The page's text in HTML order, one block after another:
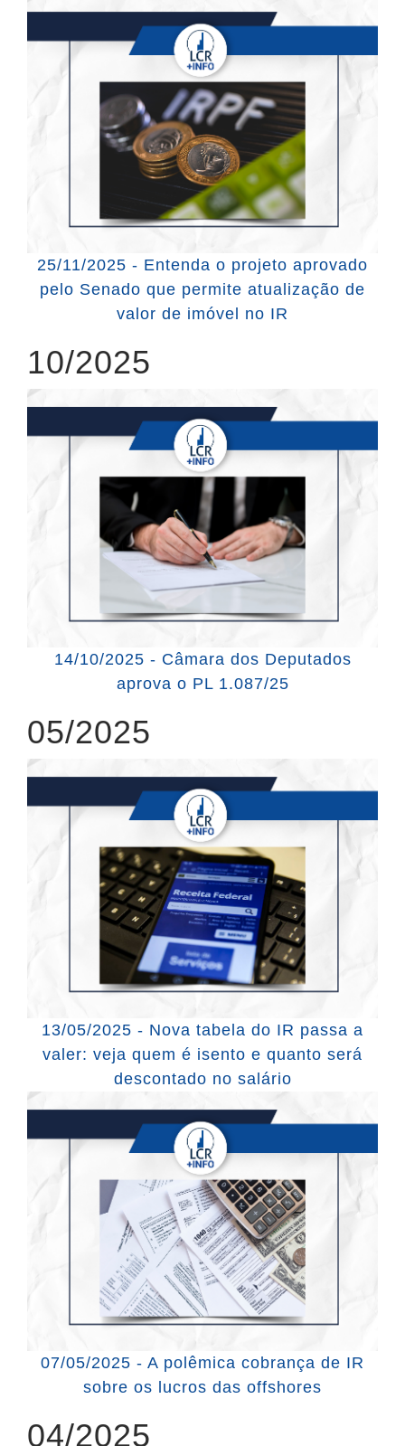
25/11/2025 - Entenda o projeto aprovado
pelo Senado que permite atualização de
valor de imóvel no IR
10/2025
14/10/2025 - Câmara dos Deputados
aprova o PL 1.087/25
05/2025
13/05/2025 - Nova tabela do IR passa a
valer: veja quem é isento e quanto será
descontado no salário
07/05/2025 - A polêmica cobrança de IR
sobre os lucros das offshores
04/2025